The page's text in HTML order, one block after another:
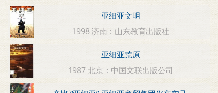
亚细亚文明
1998 济南：山东教育出版社
亚细亚荒原
1987 北京：中国文联出版公司